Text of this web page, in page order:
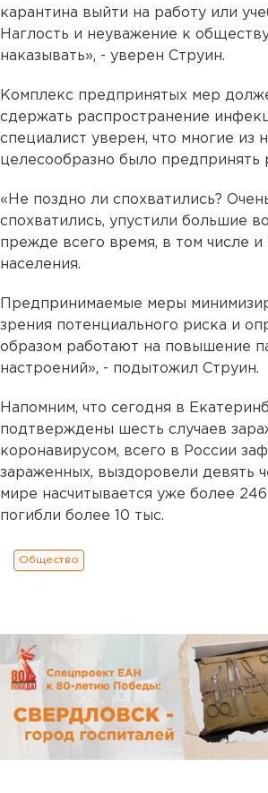
карантина выйти на работу или
Наглость и неуважение к
наказывать», - уверен Струин.
Комплекс предпринятых мер
сдержать распространение
специалист уверен, что многие из
целесообразно было предпринять
«Не поздно ли спохватились?
спохватились, упустили большие
прежде всего время, в том числе
населения.
Предпринимаемые меры
зрения потенциального риска и
образом работают на повышение
настроений», - подытожил Струин.
Напомним, что сегодня в
подтверждены шесть случаев
коронавирусом, всего в России
зараженных, выздоровели девять
мире насчитывается уже более
погибли более 10 тыс.
Общество